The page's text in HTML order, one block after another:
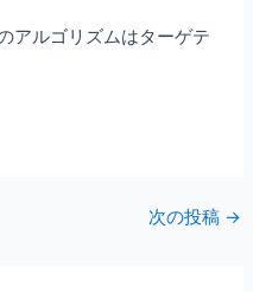
アルゴリズムはターゲテ
次の投稿 →